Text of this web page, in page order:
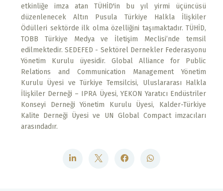
etkinliğe imza atan TÜHİD'in bu yıl yirmi üçüncüsü
düzenlenecek Altın Pusula Türkiye Halkla İlişkiler
Ödülleri sektörde ilk olma özelliğini taşımaktadır. TÜHİD,
TOBB Türkiye Medya ve İletişim Meclisi’nde temsil
edilmektedir. SEDEFED - Sektörel Dernekler Federasyonu
Yönetim Kurulu üyesidir. Global Alliance for Public
Relations and Communication Management Yönetim
Kurulu Üyesi ve Türkiye Temsilcisi, Uluslararası Halkla
İlişkiler Derneği – IPRA Üyesi, YEKON Yaratıcı Endüstriler
Konseyi Derneği Yönetim Kurulu Üyesi, Kalder-Türkiye
Kalite Derneği Üyesi ve UN Global Compact imzacıları
arasındadır.